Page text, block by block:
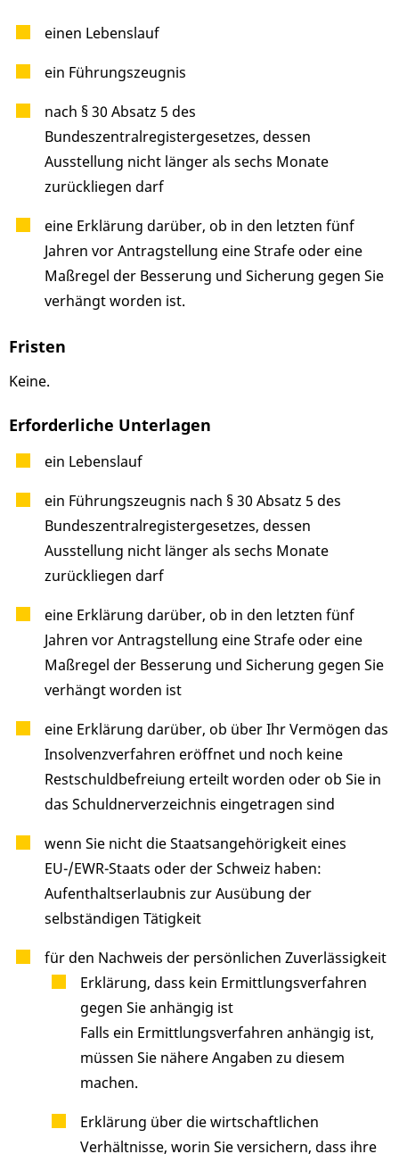
einen Lebenslauf
ein Führungszeugnis
nach § 30 Absatz 5 des
Bundeszentralregistergesetzes, dessen
Ausstellung nicht länger als sechs Monate
zurückliegen darf
eine Erklärung darüber, ob in den letzten fünf
Jahren vor Antragstellung eine Strafe oder eine
Maßregel der Besserung und Sicherung gegen Sie
verhängt worden ist.
Fristen
Keine.
Erforderliche Unterlagen
ein Lebenslauf
ein Führungszeugnis nach § 30 Absatz 5 des
Bundeszentralregistergesetzes, dessen
Ausstellung nicht länger als sechs Monate
zurückliegen darf
eine Erklärung darüber, ob in den letzten fünf
Jahren vor Antragstellung eine Strafe oder eine
Maßregel der Besserung und Sicherung gegen Sie
verhängt worden ist
eine Erklärung darüber, ob über Ihr Vermögen das
Insolvenzverfahren eröffnet und noch keine
Restschuldbefreiung erteilt worden oder ob Sie in
das Schuldnerverzeichnis eingetragen sind
wenn Sie nicht die Staatsangehörigkeit eines
EU-/EWR-Staats oder der Schweiz haben:
Aufenthaltserlaubnis zur Ausübung der
selbständigen Tätigkeit
für den Nachweis der persönlichen Zuverlässigkeit
Erklärung, dass kein Ermittlungsverfahren
gegen Sie anhängig ist
Falls ein Ermittlungsverfahren anhängig ist,
müssen Sie nähere Angaben zu diesem
machen.
Erklärung über die wirtschaftlichen
Verhältnisse, worin Sie versichern, dass ihre